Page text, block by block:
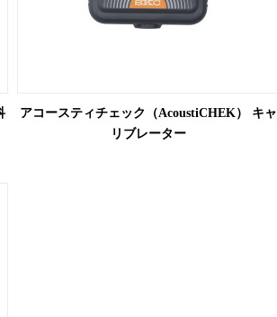
アコースティチェック（AcoustiCHEK） キャ
リブレーター